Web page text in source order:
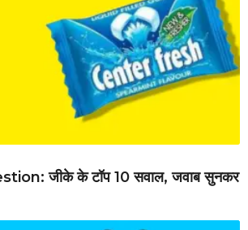
जीके के टॉप 10 सवाल, जवाब सुनकर